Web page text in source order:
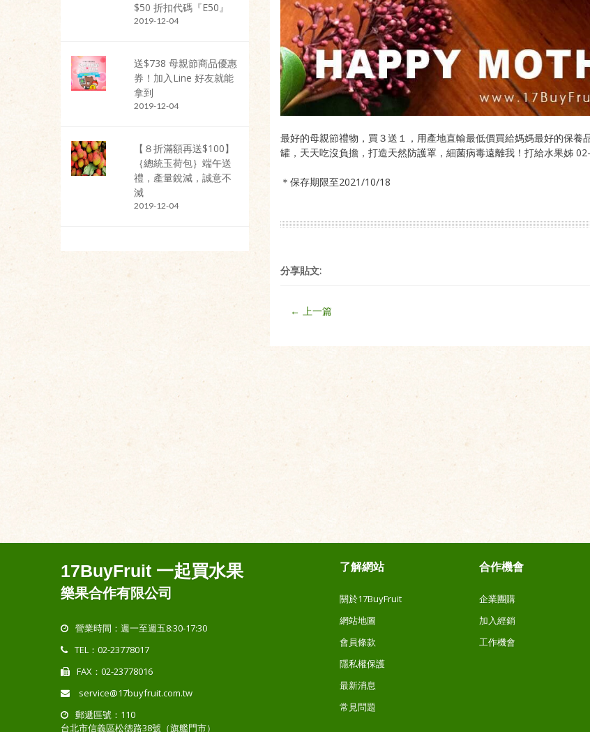
$50 折扣代碼『E50』
2019-12-04
送$738 母親節商品優惠
券！加入Line 好友就能
拿到
2019-12-04
【８折滿額再送$100】
｛總統玉荷包｝端午送
禮，產量銳減，誠意不
減
2019-12-04
最好的母親節禮物，買３送１， 用產地直輸最低價買給媽媽最好的保養
罐，天天吃沒負擔，打造天然防護罩， 細菌病毒遠離我！打給水果姊
＊保存期限至2021/10/18
分享貼文:
← 上一篇
17BuyFruit 一起買水果
樂果合作有限公司
營業時間：週一至週五8:30-17:30
TEL：02-23778017
FAX：02-23778016
service@17buyfruit.com.tw
郵遞區號：110
台北市信義區松德路38號（旗艦門市）
了解網站
關於17BuyFruit
網站地圖
會員條款
隱私權保護
最新消息
常見問題
合作機會
企業團購
加入經銷
工作機會